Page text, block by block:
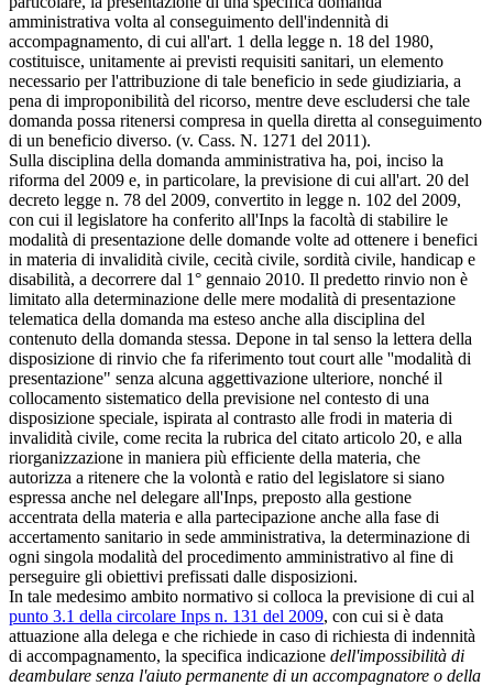
amministrativa volta al conseguimento dell'indennità di
accompagnamento, di cui all'art. 1 della legge n. 18 del 1980,
costituisce, unitamente ai previsti requisiti sanitari, un elemento
necessario per l'attribuzione di tale beneficio in sede giudiziaria, a
pena di improponibilità del ricorso, mentre deve escludersi che tale
domanda possa ritenersi compresa in quella diretta al conseguimento
di un beneficio diverso. (v. Cass. N. 1271 del 2011).
Sulla disciplina della domanda amministrativa ha, poi, inciso la
riforma del 2009 e, in particolare, la previsione di cui all'art. 20 del
decreto legge n. 78 del 2009, convertito in legge n. 102 del 2009,
con cui il legislatore ha conferito all'Inps la facoltà di stabilire le
modalità di presentazione delle domande volte ad ottenere i benefici
in materia di invalidità civile, cecità civile, sordità civile, handicap e
disabilità, a decorrere dal 1° gennaio 2010. Il predetto rinvio non è
limitato alla determinazione delle mere modalità di presentazione
telematica della domanda ma esteso anche alla disciplina del
contenuto della domanda stessa. Depone in tal senso la lettera della
disposizione di rinvio che fa riferimento tout court alle ''modalità di
presentazione" senza alcuna aggettivazione ulteriore, nonché il
collocamento sistematico della previsione nel contesto di una
disposizione speciale, ispirata al contrasto alle frodi in materia di
invalidità civile, come recita la rubrica del citato articolo 20, e alla
riorganizzazione in maniera più efficiente della materia, che
autorizza a ritenere che la volontà e ratio del legislatore si siano
espressa anche nel delegare all'Inps, preposto alla gestione
accentrata della materia e alla partecipazione anche alla fase di
accertamento sanitario in sede amministrativa, la determinazione di
ogni singola modalità del procedimento amministrativo al fine di
perseguire gli obiettivi prefissati dalle disposizioni.
In tale medesimo ambito normativo si colloca la previsione di cui al
punto 3.1 della circolare Inps n. 131 del 2009, con cui si è data
attuazione alla delega e che richiede in caso di richiesta di indennità
di accompagnamento, la specifica indicazione dell'impossibilità di
deambulare senza l'aiuto permanente di un accompagnatore o della